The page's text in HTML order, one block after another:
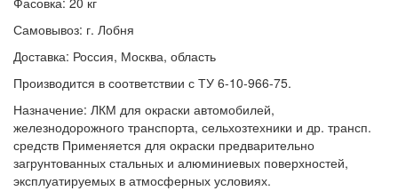
Самовывоз: г. Лобня
Доставка: Россия, Москва, область
Производится в соответствии с ТУ 6-10-966-75.
Назначение: ЛКМ для окраски автомобилей,
железнодорожного транспорта, сельхозтехники и др. трансп.
средств Применяется для окраски предварительно
загрунтованных стальных и алюминиевых поверхностей,
эксплуатируемых в атмосферных условиях.